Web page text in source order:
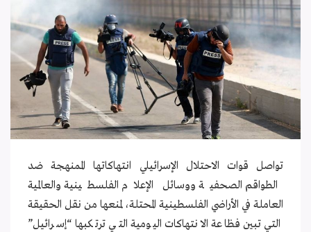
تواصل قوات الاحتلال الإسرائيلي انتهاكاتها الممنهجة ضد
الطواقم الصحفية ووسائل الإعلام الفلسطينية والعالمية
العاملة في الأراضي الفلسطينية المحتلة، لمنعها من نقل الحقيقة
التي تبين فظاعة الانتهاكات اليومية التي ترتكبها “إسرائيل”